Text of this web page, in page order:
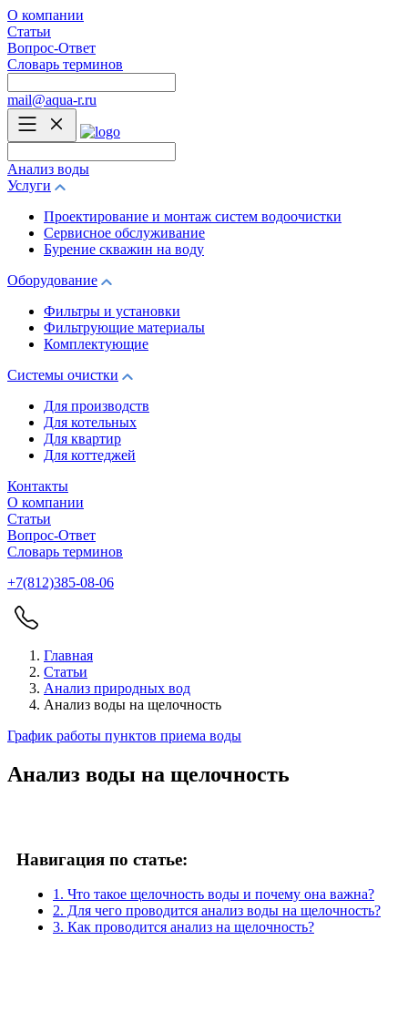
О компании
Статьи
Вопрос-Ответ
Словарь терминов
mail@aqua-r.ru
Анализ воды
Услуги
Проектирование и монтаж систем водоочистки
Сервисное обслуживание
Бурение скважин на воду
Оборудование
Фильтры и установки
Фильтрующие материалы
Комплектующие
Системы очистки
Для производств
Для котельных
Для квартир
Для коттеджей
Контакты
О компании
Статьи
Вопрос-Ответ
Словарь терминов
+7(812)385-08-06
Главная
Статьи
Анализ природных вод
Анализ воды на щелочность
График работы пунктов приема воды
Анализ воды на щелочность
Навигация по статье:
1. Что такое щелочность воды и почему она важна?
2. Для чего проводится анализ воды на щелочность?
3. Как проводится анализ на щелочность?